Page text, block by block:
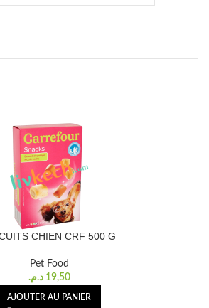
CHIEN CRF 500 G
Pet Food
19,50 د.م.
AJOUTER AU PANIER